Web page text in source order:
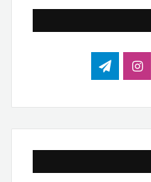
اینستاگرام
تلگرام